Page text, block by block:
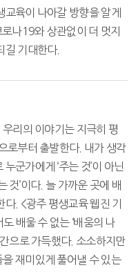
교육이 나아갈 방향을 알게
나19와 상관없이 더 멋지
길 기대한다.
우리의 이야기는 지극히 평
로부터 출발한다. 내가 생각
군가에게 ‘주는 것’이 아닌
것’이다. 늘 가까운 곳에 배
. <광주 평생교육 웹진 기
배울 수 없는 ‘배움의 나
으로 가득했다. 소소하지만
재미있게 풀어낼 수 있는